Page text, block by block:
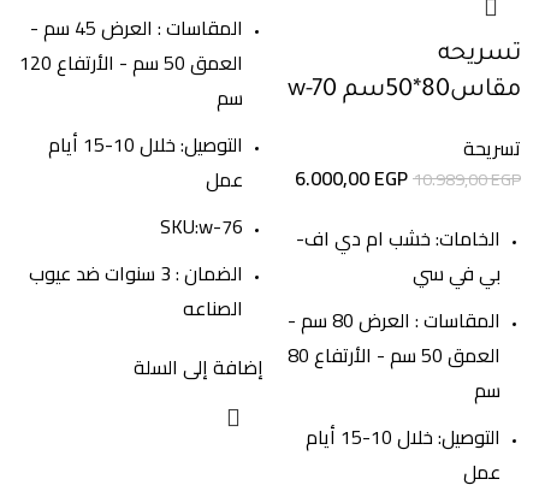
تسريحه
مقاس80*50سم w-70
تسريحة
10.989,00EGP
6.000,00EGP
الخامات: خشب ام دي اف-
بي في سي
المقاسات : العرض 80 سم -
العمق 50 سم - الأرتفاع 80
سم
التوصيل: خلال 10-15 أيام
عمل
المقاسات : العرض 45 سم -
العمق 50 سم - الأرتفاع 120
سم
التوصيل: خلال 10-15 أيام
عمل
SKU:w-76
الضمان : 3 سنوات ضد عيوب
الصناعه
إضافة إلى السلة